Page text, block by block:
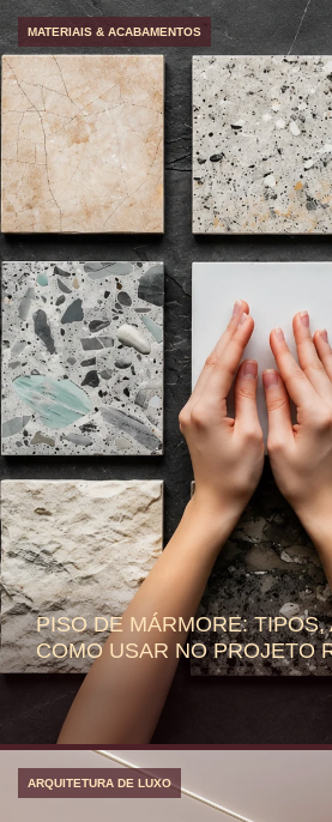
PISO DE MÁRMORE: TIPOS,
COMO USAR NO PROJETO
MATERIAIS & ACABAMENTOS
ARQUITETURA DE LUXO